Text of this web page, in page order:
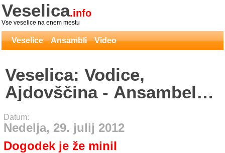
Veselica.info
Vse veselice na enem mestu
Veselice Ansambli Video
Veselica: Vodice,
Ajdovščina - Ansambel
Slovenski zvoki
Datum:
Nedelja, 29. julij 2012
Dogodek je že minil